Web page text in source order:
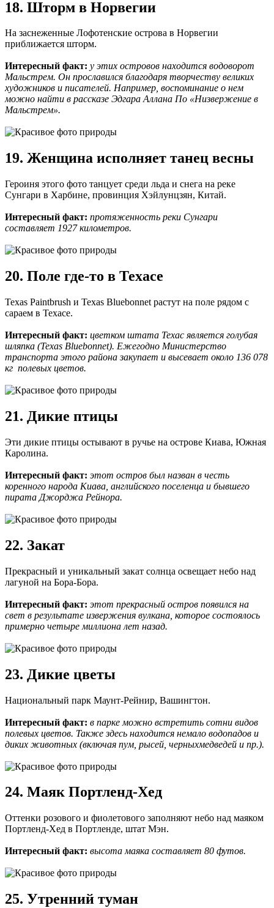
18. Шторм в Норвегии
На заснеженные Лофотенские острова в Норвегии
приближается шторм.
Интересный факт: у этих островов находится водоворот
Мальстрем. Он прославился благодаря творчеству великих
художников и писателей. Например, воспоминание о нем
можно найти в рассказе Эдгара Аллана По «Низвержение в
Мальстрем».
19. Женщина исполняет танец весны
Героиня этого фото танцует среди льда и снега на реке
Сунгари в Харбине, провинция Хэйлунцзян, Китай.
Интересный факт: протяженность реки Сунгари
составляет 1927 километров.
20. Поле где-то в Техасе
Texas Paintbrush и Texas Bluebonnet растут на поле рядом с
сараем в Техасе.
Интересный факт: цветком штата Техас является голубая
шляпка (Texas Bluebonnet). Ежегодно Министерство
транспорта этого района закупает и высевает около 136 078
кг полевых цветов.
21. Дикие птицы
Эти дикие птицы остывают в ручье на острове Киава, Южная
Каролина.
Интересный факт: этот остров был назван в честь
коренного народа Киава, английского поселенца и бывшего
пирата Джорджа Рейнора.
22. Закат
Прекрасный и уникальный закат солнца освещает небо над
лагуной на Бора-Бора.
Интересный факт: этот прекрасный остров появился на
свет в результате извержения вулкана, которое состоялось
примерно четыре миллиона лет назад.
23. Дикие цветы
Национальный парк Маунт-Рейнир, Вашингтон.
Интересный факт: в парке можно встретить сотни видов
полевых цветов. Также здесь находится немало водопадов и
диких животных (включая пум, рысей, черныхмедведей и пр.).
24. Маяк Портленд-Хед
Оттенки розового и фиолетового заполняют небо над маяком
Портленд-Хед в Портленде, штат Мэн.
Интересный факт: высота маяка составляет 80 футов.
25. Утренний туман